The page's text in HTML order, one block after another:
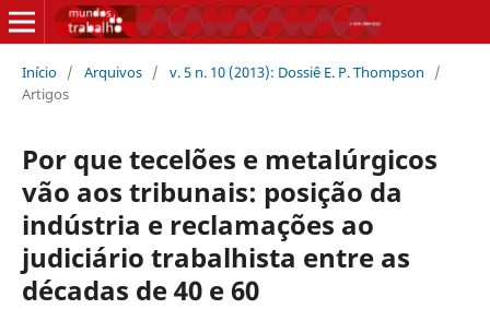
Início / Arquivos / v. 5 n. 10 (2013): Dossiê E. P. Thompson
/
Artigos
Por que tecelões e metalúrgicos
vão aos tribunais: posição da
indústria e reclamações ao
judiciário trabalhista entre as
décadas de 40 e 60